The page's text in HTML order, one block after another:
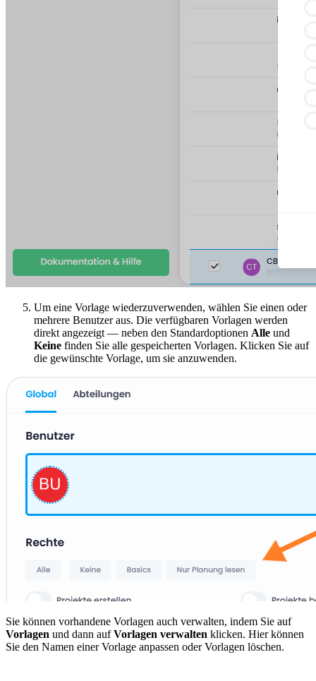
Um eine Vorlage wiederzuverwenden, wählen Sie einen oder
mehrere Benutzer aus. Die verfügbaren Vorlagen werden
direkt angezeigt — neben den Standardoptionen Alle und
Keine finden Sie alle gespeicherten Vorlagen. Klicken Sie auf
die gewünschte Vorlage, um sie anzuwenden.
Sie können vorhandene Vorlagen auch verwalten, indem Sie auf
Vorlagen und dann aufVorlagen verwalten klicken. Hier können
Sie den Namen einer Vorlage anpassen oder Vorlagen löschen.